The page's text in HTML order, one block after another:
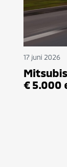
17 juni 2026
€ 5.000